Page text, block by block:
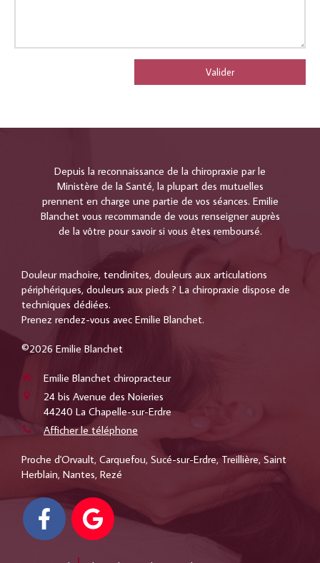
Valider
Depuis la reconnaissance de la chiropraxie par le
Ministère de la Santé, la plupart des mutuelles
prennent en charge une partie de vos séances. Emilie
Blanchet vous recommande de vous renseigner auprès
de la vôtre pour savoir si vous êtes remboursé.
Douleur machoire, tendinites, douleurs aux articulations
périphériques, douleurs aux pieds ? La chiropraxie dispose de
techniques dédiées.
Prenez rendez-vous avec Emilie Blanchet.
©2026 Emilie Blanchet
Emilie Blanchet chiropracteur
24 bis Avenue des Noieries
44240 La Chapelle-sur-Erdre
Afficher le téléphone
Proche d'Orvault, Carquefou, Sucé-sur-Erdre, Treillière, Saint
Herblain, Nantes, Rezé